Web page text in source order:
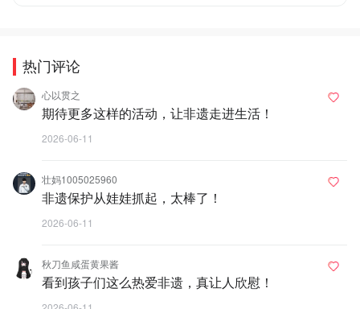
热门评论
心以贯之
期待更多这样的活动，让非遗走进生活！
2026-06-11
壮妈1005025960
非遗保护从娃娃抓起，太棒了！
2026-06-11
秋刀鱼咸蛋黄果酱
看到孩子们这么热爱非遗，真让人欣慰！